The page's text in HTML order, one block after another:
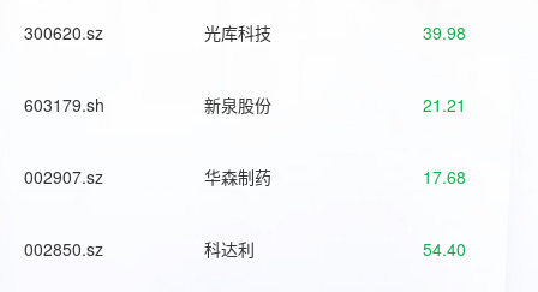
300620.sz 光库科技 39.98
603179.sh 新泉股份 21.21
002907.sz 华森制药 17.68
002850.sz 科达利 54.40